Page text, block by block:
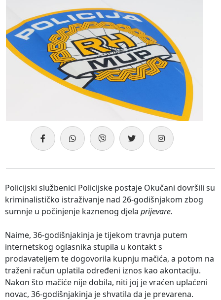
Policijski službenici Policijske postaje Okučani dovršili su
kriminalističko istraživanje nad 26-godišnjakom zbog
sumnje u počinjenje kaznenog djela prijevare.
Naime, 36-godišnjakinja je tijekom travnja putem
internetskog oglasnika stupila u kontakt s
prodavateljem te dogovorila kupnju mačića, a potom na
traženi račun uplatila određeni iznos kao akontaciju.
Nakon što mačiće nije dobila, niti joj je vraćen uplaćeni
novac, 36-godišnjakinja je shvatila da je prevarena.